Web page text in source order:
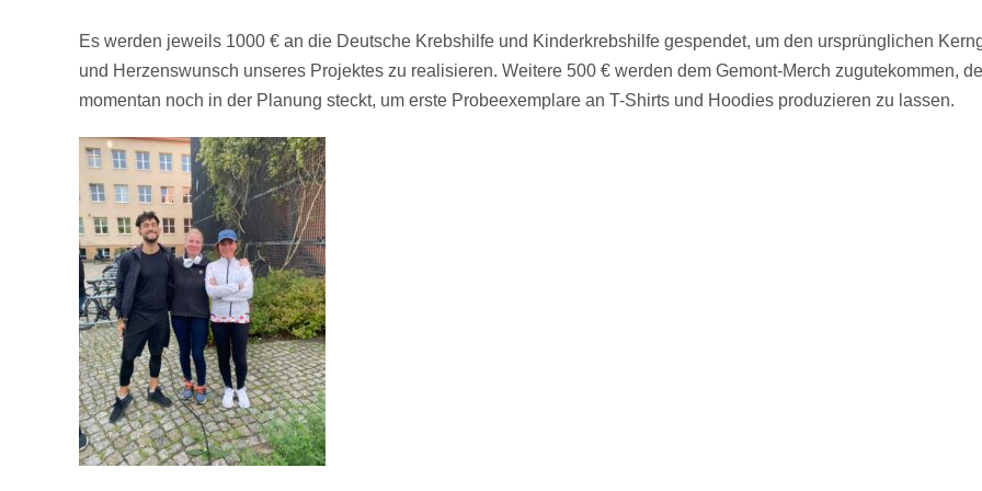
Es werden jeweils 1000 € an die Deutsche Krebshilfe und Kinderkrebshilfe gespendet, um den ursprünglichen
und Herzenswunsch unseres Projektes zu realisieren. Weitere 500 € werden dem Gemont-Merch zugutekommen,
momentan noch in der Planung steckt, um erste Probeexemplare an T-Shirts und Hoodies produzieren zu lassen.